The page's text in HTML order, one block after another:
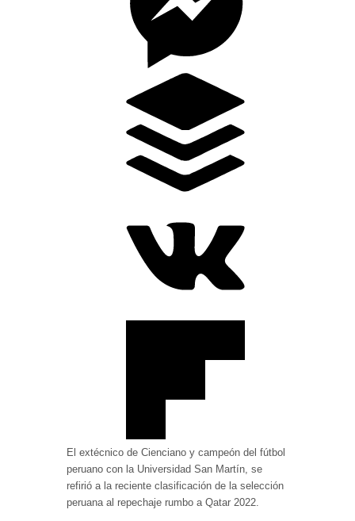
El extécnico de Cienciano y campeón del fútbol
peruano con la Universidad San Martín, se
refirió a la reciente clasificación de la selección
peruana al repechaje rumbo a Qatar 2022.